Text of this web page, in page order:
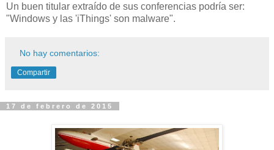
Un buen titular extraído de sus conferencias podría ser:
"Windows y las 'iThings' son malware".
No hay comentarios:
Compartir
17 de febrero de 2015